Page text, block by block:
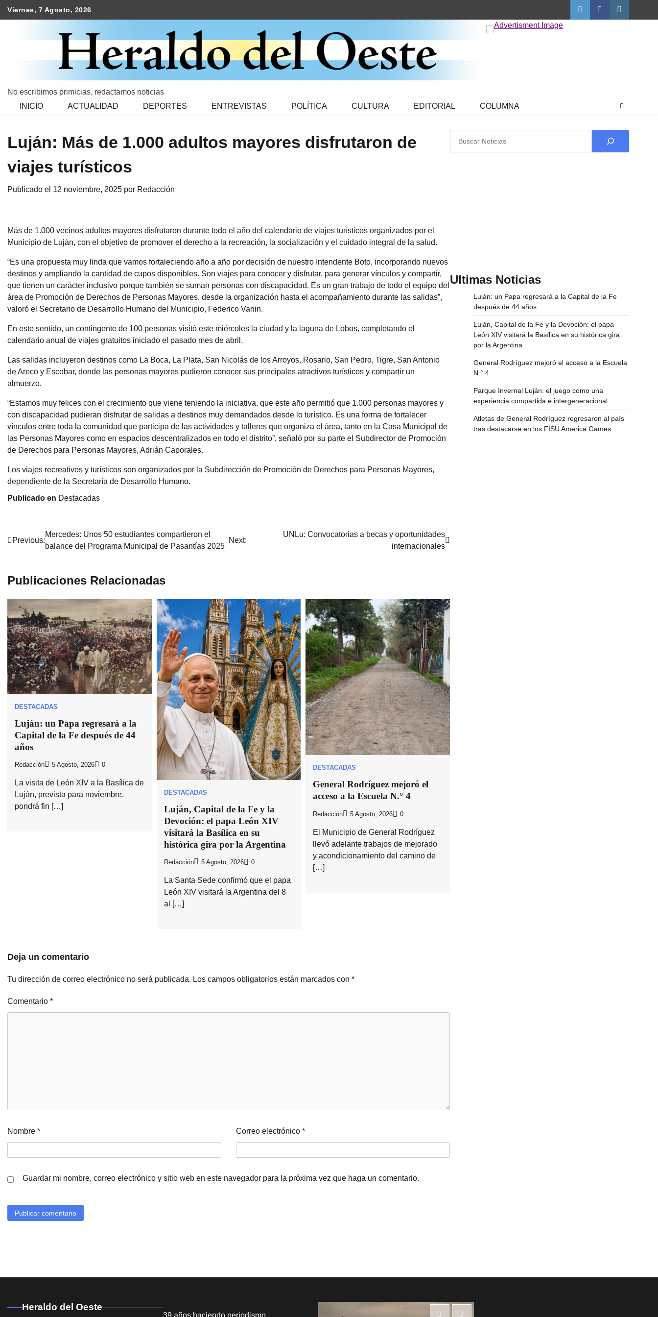
Viernes, 7 Agosto, 2026
TwitterFacebookInstagram
No escribimos primicias, redactamos noticias
INICIO
ACTUALIDAD DEPORTES ENTREVISTAS POLÍTICA CULTURA EDITORIAL COLUMNA
Luján: Más de 1.000 adultos mayores disfrutaron de
viajes turísticos
Publicado el 12 noviembre, 2025 por Redacción
Más de 1.000 vecinos adultos mayores disfrutaron durante todo el año del calendario de viajes turísticos organizados por el
Municipio de Luján, con el objetivo de promover el derecho a la recreación, la socialización y el cuidado integral de la salud.
“Es una propuesta muy linda que vamos fortaleciendo año a año por decisión de nuestro Intendente Boto, incorporando nuevos
destinos y ampliando la cantidad de cupos disponibles. Son viajes para conocer y disfrutar, para generar vínculos y compartir,
que tienen un carácter inclusivo porque también se suman personas con discapacidad. Es un gran trabajo de todo el equipo del
área de Promoción de Derechos de Personas Mayores, desde la organización hasta el acompañamiento durante las salidas”,
valoró el Secretario de Desarrollo Humano del Municipio, Federico Vanin.
En este sentido, un contingente de 100 personas visitó este miércoles la ciudad y la laguna de Lobos, completando el
calendario anual de viajes gratuitos iniciado el pasado mes de abril.
Las salidas incluyeron destinos como La Boca, La Plata, San Nicolás de los Arroyos, Rosario, San Pedro, Tigre, San Antonio
de Areco y Escobar, donde las personas mayores pudieron conocer sus principales atractivos turísticos y compartir un
almuerzo.
“Estamos muy felices con el crecimiento que viene teniendo la iniciativa, que este año permitió que 1.000 personas mayores y
con discapacidad pudieran disfrutar de salidas a destinos muy demandados desde lo turístico. Es una forma de fortalecer
vínculos entre toda la comunidad que participa de las actividades y talleres que organiza el área, tanto en la Casa Municipal de
las Personas Mayores como en espacios descentralizados en todo el distrito”, señaló por su parte el Subdirector de Promoción
de Derechos para Personas Mayores, Adrián Caporales.
Los viajes recreativos y turísticos son organizados por la Subdirección de Promoción de Derechos para Personas Mayores,
dependiente de la Secretaría de Desarrollo Humano.
Publicado en Destacadas
Navegación
Previous:
Mercedes: Unos 50 estudiantes compartieron el
balance del Programa Municipal de Pasantías 2025
Next:
UNLu: Convocatorias a becas y oportunidades
internacionales
Publicaciones Relacionadas
DESTACADAS
Luján: un Papa regresará a la
Capital de la Fe después de 44
años
Redacción 5 Agosto, 2026 0
La visita de León XIV a la Basílica de
Luján, prevista para noviembre,
pondrá fin […]
DESTACADAS
Luján, Capital de la Fe y la
Devoción: el papa León XIV
visitará la Basílica en su
histórica gira por la Argentina
Redacción 5 Agosto, 2026 0
La Santa Sede confirmó que el papa
León XIV visitará la Argentina del 8
al […]
DESTACADAS
General Rodríguez mejoró el
acceso a la Escuela N.° 4
Redacción 5 Agosto, 2026 0
El Municipio de General Rodríguez
llevó adelante trabajos de mejorado
y acondicionamiento del camino de
[…]
Deja un comentario
Tu dirección de correo electrónico no será publicada. Los campos obligatorios están marcados con *
Comentario *
Nombre * Correo electrónico *
Guardar mi nombre, correo electrónico y sitio web en este navegador para la próxima vez que haga un comentario.
Ultimas Noticias
Luján: un Papa regresará a la Capital de la Fe
después de 44 años
Luján, Capital de la Fe y la Devoción: el papa
León XIV visitará la Basílica en su histórica gira
por la Argentina
General Rodríguez mejoró el acceso a la Escuela
N.° 4
Parque Invernal Luján: el juego como una
experiencia compartida e intergeneracional
Atletas de General Rodríguez regresaron al país
tras destacarse en los FISU America Games
Heraldo del Oeste